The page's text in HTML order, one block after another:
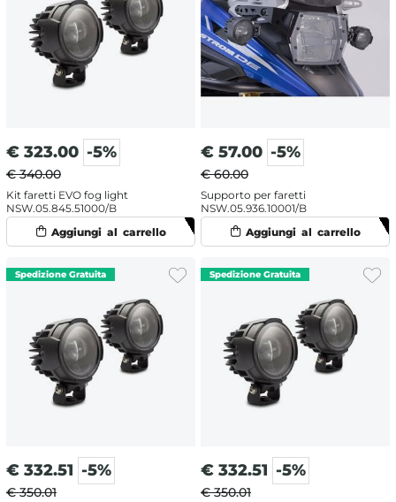
€ 323.00 -5%
€ 340.00
Kit faretti EVO fog light
NSW.05.845.51000/B
€ 57.00 -5%
€ 60.00
Supporto per faretti
NSW.05.936.10001/B
€ 332.51 -5%
€ 350.01
€ 332.51 -5%
€ 350.01